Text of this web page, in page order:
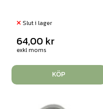
Slut i lager
64,00 kr
exkl moms
KÖP